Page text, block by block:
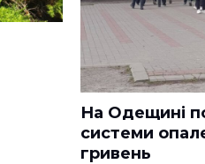
На Одещині
системи
гривень